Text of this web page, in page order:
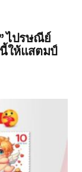
ไปรษณีย์
ให้แสตมป์